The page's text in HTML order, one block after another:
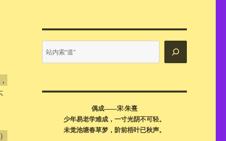
内
搜
偶成——宋·朱熹
少年易老学难成，一寸光阴不可轻。
未觉池塘春草梦，阶前梧叶已秋声。